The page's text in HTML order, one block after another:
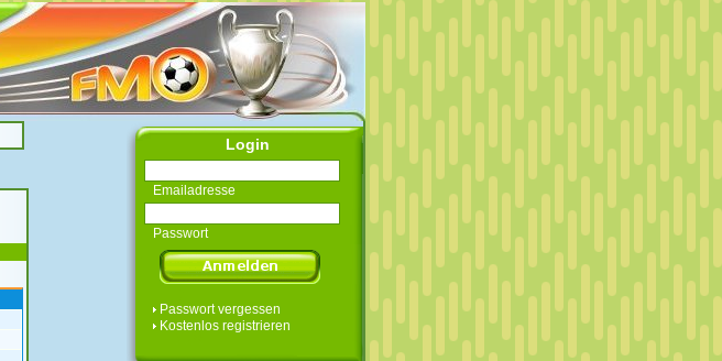
Login
Emailadresse
Passwort
Passwort vergessen
Kostenlos registrieren